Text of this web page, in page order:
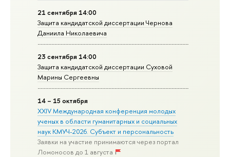
21 сентября 14:00
Защита кандидатской диссертации Чернова
Даниила Николаевича
23 сентября 14:00
Защита кандидатской диссертации Суховой
Марины Сергеевны
14 – 15 октября
XXIV Международная конференция молодых
ученых в области гуманитарных и социальных
наук КМУЧ-2026. Субъект и персональность
Заявки на участие принимаются через портал
Ломоносов до 1 августа